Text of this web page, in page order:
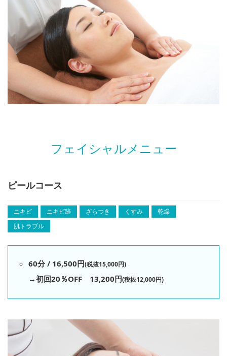
フェイシャルメニュー
ピールコース
ニキビ ニキビ跡 ざらつき くすみ
乾燥
肌トラブル
60分 / 16,500円(税抜15,000円)
→初回20％OFF 13,200円(税抜12,000円)